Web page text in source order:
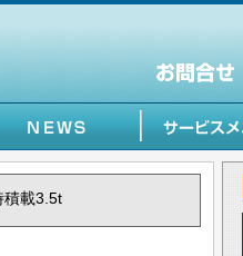
積載3.5t